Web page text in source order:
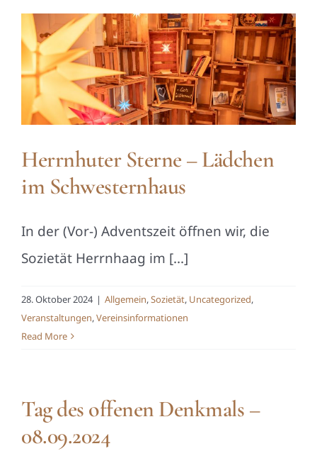
Herrnhuter Sterne – Lädchen
im Schwesternhaus
In der (Vor-) Adventszeit öffnen wir, die
Sozietät Herrnhaag im [...]
28. Oktober 2024 | Allgemein,Sozietät, Uncategorized,
Veranstaltungen,Vereinsinformationen
Read More
Tag des offenen Denkmals –
08.09.2024